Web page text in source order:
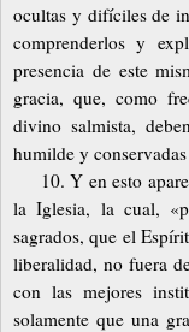
ocultas y difíciles de
comprenderlos y
presencia de este
gracia, que, como
divino salmista,
humilde y
10. Y en esto
la Iglesia, la cual,
sagrados, que el
liberalidad, no fuera
con las mejores
solamente que una